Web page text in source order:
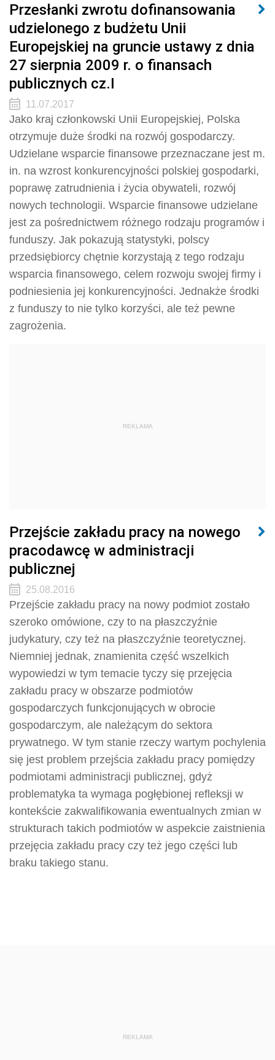
Przesłanki zwrotu dofinansowania
udzielonego z budżetu Unii
Europejskiej na gruncie ustawy z dnia
27 sierpnia 2009 r. o finansach
publicznych cz.I
11.07.2017
Jako kraj członkowski Unii Europejskiej, Polska
otrzymuje duże środki na rozwój gospodarczy.
Udzielane wsparcie finansowe przeznaczane jest m.
in. na wzrost konkurencyjności polskiej gospodarki,
poprawę zatrudnienia i życia obywateli, rozwój
nowych technologii. Wsparcie finansowe udzielane
jest za pośrednictwem różnego rodzaju programów i
funduszy. Jak pokazują statystyki, polscy
przedsiębiorcy chętnie korzystają z tego rodzaju
wsparcia finansowego, celem rozwoju swojej firmy i
podniesienia jej konkurencyjności. Jednakże środki
z funduszy to nie tylko korzyści, ale też pewne
zagrożenia.
REKLAMA
Przejście zakładu pracy na nowego
pracodawcę w administracji
publicznej
25.08.2016
Przejście zakładu pracy na nowy podmiot zostało
szeroko omówione, czy to na płaszczyźnie
judykatury, czy też na płaszczyźnie teoretycznej.
Niemniej jednak, znamienita część wszelkich
wypowiedzi w tym temacie tyczy się przejęcia
zakładu pracy w obszarze podmiotów
gospodarczych funkcjonujących w obrocie
gospodarczym, ale należącym do sektora
prywatnego. W tym stanie rzeczy wartym pochylenia
się jest problem przejścia zakładu pracy pomiędzy
podmiotami administracji publicznej, gdyż
problematyka ta wymaga pogłębionej refleksji w
kontekście zakwalifikowania ewentualnych zmian w
strukturach takich podmiotów w aspekcie zaistnienia
przejęcia zakładu pracy czy też jego części lub
braku takiego stanu.
REKLAMA